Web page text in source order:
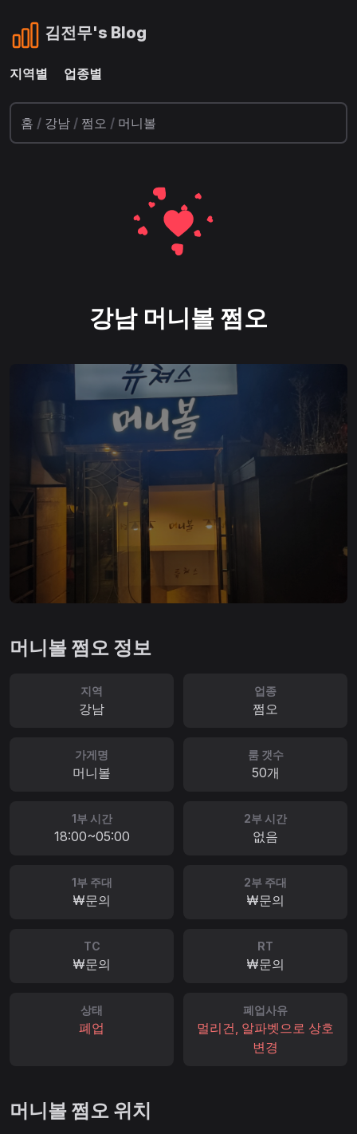
김전무's Blog
지역별 업종별
홈 / 강남 / 쩜오 / 머니볼
강남 머니볼 쩜오
머니볼 쩜오 정보
지역
강남
업종
쩜오
가게명
머니볼
룸 갯수
50개
1부 시간
18:00~05:00
2부 시간
없음
1부 주대
₩문의
2부 주대
₩문의
TC
₩문의
RT
₩문의
상태
폐업
폐업사유
멀리건, 알파벳으로 상호
변경
머니볼 쩜오 위치